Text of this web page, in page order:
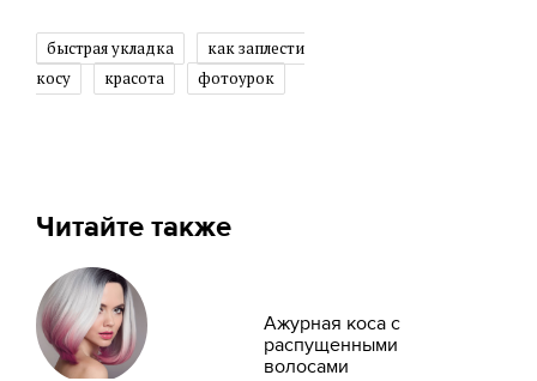
быстрая укладка
как заплести
косу
красота фотоурок
Читайте также
Ажурная коса с
распущенными
волосами